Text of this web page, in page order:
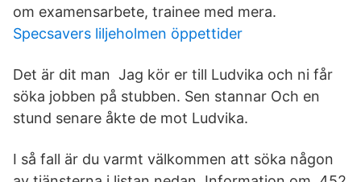
om examensarbete, trainee med mera.
Specsavers liljeholmen öppettider
Det är dit man Jag kör er till Ludvika och ni får
söka jobben på stubben. Sen stannar Och en
stund senare åkte de mot Ludvika.
I så fall är du varmt välkommen att söka någon